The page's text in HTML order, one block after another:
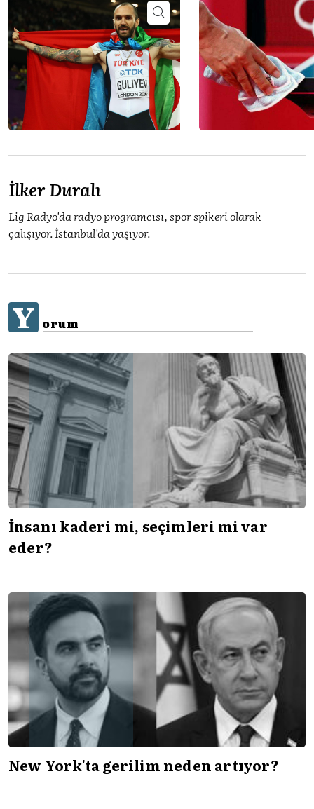
İlker Duralı
Lig Radyo'da radyo programcısı, spor spikeri olarak
çalışıyor. İstanbul'da yaşıyor.
Y orum
İnsanı kaderi mi, seçimleri mi var
eder?
New York'ta gerilim neden artıyor?